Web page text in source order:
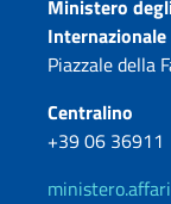
Ministero
Internazionale
Piazzale della
Centralino
+39 06 36911